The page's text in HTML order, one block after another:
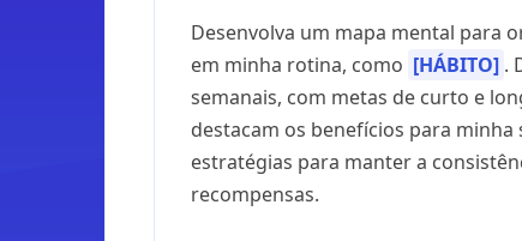
Desenvolva um mapa mental para
em minha rotina, como [HÁBITO] .
semanais, com metas de curto e
destacam os benefícios para
estratégias para manter a
recompensas.